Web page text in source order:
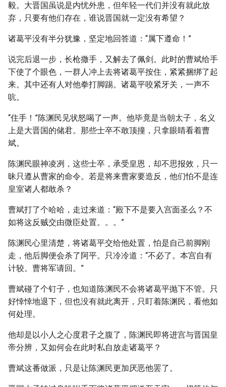
毅。大晋国虽说是内忧外患，但年轻一代们并没有就此放
弃，只要有他们存在，谁说晋国就一定没有希望？
诸葛平没有半分犹豫，坚定地回答道：“属下遵命！”
说完后退一步，长枪撒手，又解去了佩剑。此时的曹斌给手
下使了个眼色，一群人冲上去将诸葛平按住，紧紧捆绑了起
来。其中还有人对他拳打脚踢。诸葛平咬紧牙关，一声不
吭。
“住手！”陈渊民见状怒喝了一声。他毕竟是当朝太子，名义
上是大晋国的储君。那些士卒不敢顶撞，只拿眼睛看着曹
斌。
陈渊民眼神凌冽，这些士卒，承受皇恩，却不思报效，只一
昧只遵从曹家的命令。若是将来曹家要造反，他们怕不是连
皇室诸人都敢杀？
曹斌打了个哈哈，走过来道：“殿下不是要入宫面圣么？不
如将这反贼交由微臣处置。。。”
陈渊民心里清楚，将诸葛平交给他处置，怕是自己前脚刚
走，他后脚便会杀了阿平。只冷冷道：“不必了。本宫自有
计较。曹将军请回。”
曹斌碰了个钉子，也知道陈渊民不会将诸葛平抛下不管。只
好悻悻地退下，但也没有就此离开，只盯着陈渊民，看他如
何处理。
他却是以小人之心度君子之腹了，陈渊民即将进宫与晋国皇
帝分辨，又如何会在此时私自放走诸葛平？
曹斌这番做派，只是让陈渊民更加厌恶他罢了。